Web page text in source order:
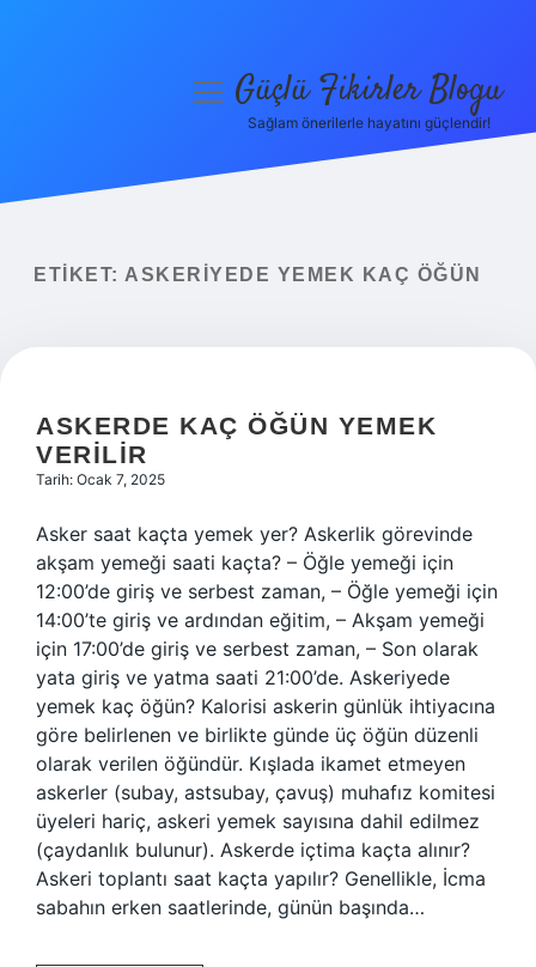
Yasal Uyarı
menüyüGüçlü Fikirler Blogu
Sağlam önerilerle hayatını güçlendir!
ETIKET: ASKERIYEDE YEMEK KAÇ ÖĞÜN
ASKERDE KAÇ ÖĞÜN YEMEK
VERILIR
Tarih: Ocak 7, 2025
Asker saat kaçta yemek yer? Askerlik görevinde
akşam yemeği saati kaçta? – Öğle yemeği için
12:00’de giriş ve serbest zaman, – Öğle yemeği için
14:00’te giriş ve ardından eğitim, – Akşam yemeği
için 17:00’de giriş ve serbest zaman, – Son olarak
yata giriş ve yatma saati 21:00’de. Askeriyede
yemek kaç öğün? Kalorisi askerin günlük ihtiyacına
göre belirlenen ve birlikte günde üç öğün düzenli
olarak verilen öğündür. Kışlada ikamet etmeyen
askerler (subay, astsubay, çavuş) muhafız komitesi
üyeleri hariç, askeri yemek sayısına dahil edilmez
(çaydanlık bulunur). Askerde içtima kaçta alınır?
Askeri toplantı saat kaçta yapılır? Genellikle, İcma
sabahın erken saatlerinde, günün başında…